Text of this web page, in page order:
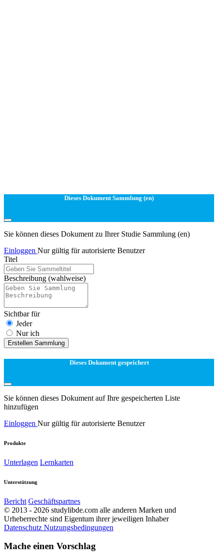
Dieses Dokument Sammlung (en)
Sie können dieses Dokument zu Ihrer Studie Sammlung (en)
Einloggen Nur gültig für autorisierte Benutzer
Titel
Beschreibung (wahlweise)
Sichtbar für
Jeder
Nur ich
Erstellen Sammlung
Dieses Dokument gespeichert
Sie können dieses Dokument auf Ihre gespeicherten Liste
hinzufügen
Einloggen Nur gültig für autorisierte Benutzer
Produkte
Unterlagen Lernkarten
Unterstützung
Bericht Geschäftspartnes
© 2013 - 2026 studylibde.com alle anderen Marken und
Urheberrechte sind Eigentum ihrer jeweiligen Inhaber
Datenschutz Nutzungsbedingungen
Mache einen Vorschlag